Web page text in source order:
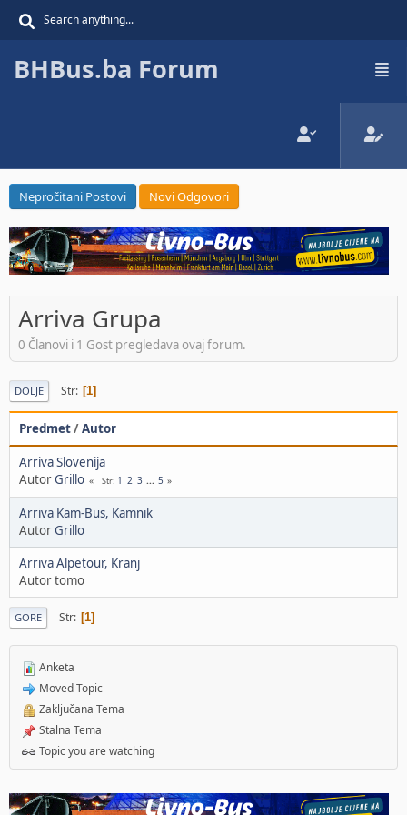
BHBus.ba Forum
Nepročitani Postovi Novi Odgovori
Arriva Grupa
0 Članovi i 1 Gost pregledava ovaj forum.
DOLJE Str 1
Predmet/Autor
Arriva Slovenija
AutorGrillo Str 1 2 3 ... 5
Arriva Kam-Bus, Kamnik
AutorGrillo
Arriva Alpetour, Kranj
Autor tomo
GORE Str 1
Anketa
Moved Topic
Zaključana Tema
Stalna Tema
Topic you are watching